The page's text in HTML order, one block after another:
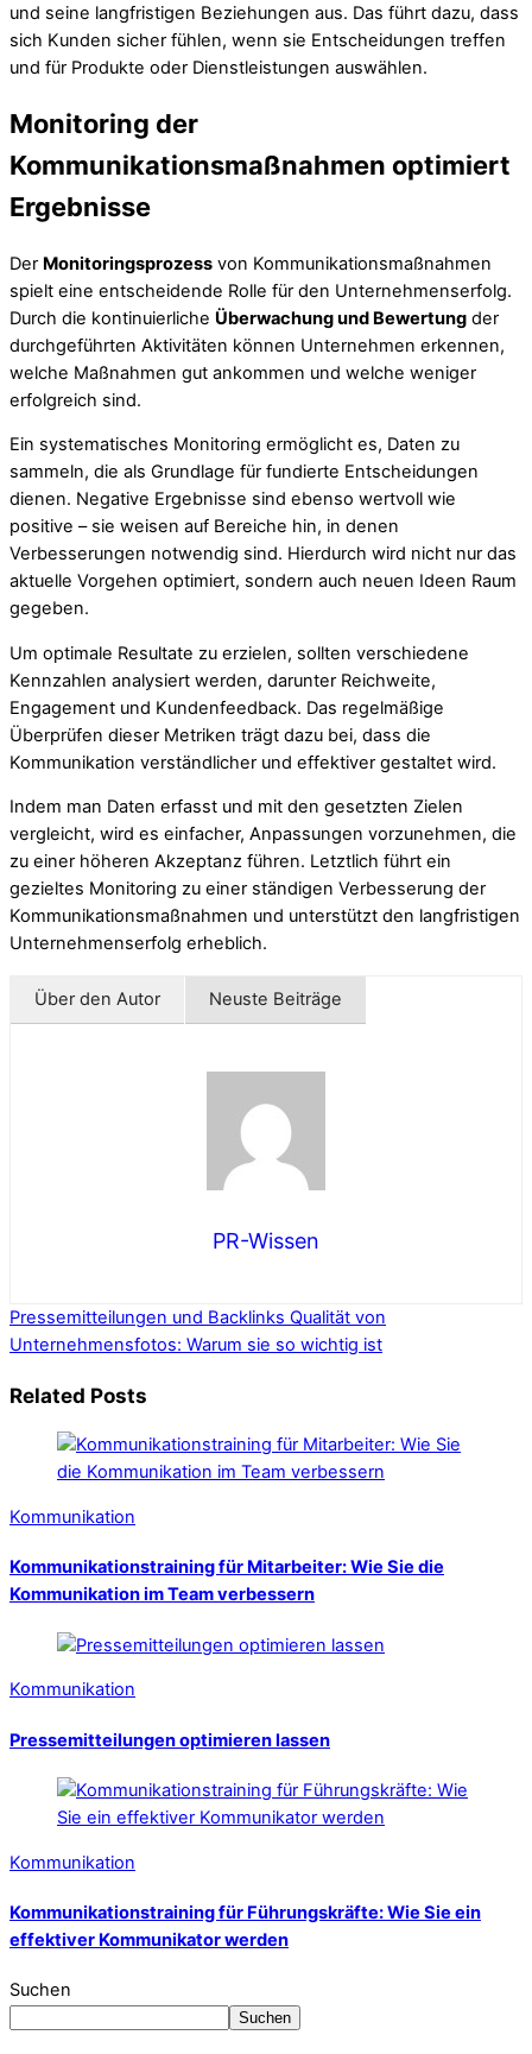
und seine langfristigen Beziehungen aus. Das führt dazu, dass
sich Kunden sicher fühlen, wenn sie Entscheidungen treffen
und für Produkte oder Dienstleistungen auswählen.
Monitoring der
Kommunikationsmaßnahmen optimiert
Ergebnisse
Der Monitoringsprozess von Kommunikationsmaßnahmen
spielt eine entscheidende Rolle für den Unternehmenserfolg.
Durch die kontinuierliche Überwachung und Bewertung der
durchgeführten Aktivitäten können Unternehmen erkennen,
welche Maßnahmen gut ankommen und welche weniger
erfolgreich sind.
Ein systematisches Monitoring ermöglicht es, Daten zu
sammeln, die als Grundlage für fundierte Entscheidungen
dienen. Negative Ergebnisse sind ebenso wertvoll wie
positive – sie weisen auf Bereiche hin, in denen
Verbesserungen notwendig sind. Hierdurch wird nicht nur das
aktuelle Vorgehen optimiert, sondern auch neuen Ideen Raum
gegeben.
Um optimale Resultate zu erzielen, sollten verschiedene
Kennzahlen analysiert werden, darunter Reichweite,
Engagement und Kundenfeedback. Das regelmäßige
Überprüfen dieser Metriken trägt dazu bei, dass die
Kommunikation verständlicher und effektiver gestaltet wird.
Indem man Daten erfasst und mit den gesetzten Zielen
vergleicht, wird es einfacher, Anpassungen vorzunehmen, die
zu einer höheren Akzeptanz führen. Letztlich führt ein
gezieltes Monitoring zu einer ständigen Verbesserung der
Kommunikationsmaßnahmen und unterstützt den langfristigen
Unternehmenserfolg erheblich.
Über den Autor Neuste Beiträge
PR-Wissen
Pressemitteilungen und Backlinks Qualität von
Unternehmensfotos: Warum sie so wichtig ist
Related Posts
Kommunikation
Kommunikationstraining für Mitarbeiter: Wie Sie die
Kommunikation im Team verbessern
Kommunikation
Pressemitteilungen optimieren lassen
Kommunikation
Kommunikationstraining für Führungskräfte: Wie Sie ein
effektiver Kommunikator werden
Suchen
Suchen